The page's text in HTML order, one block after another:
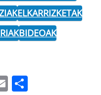
ELKARRIZKETAK
BIDEOAK
Email